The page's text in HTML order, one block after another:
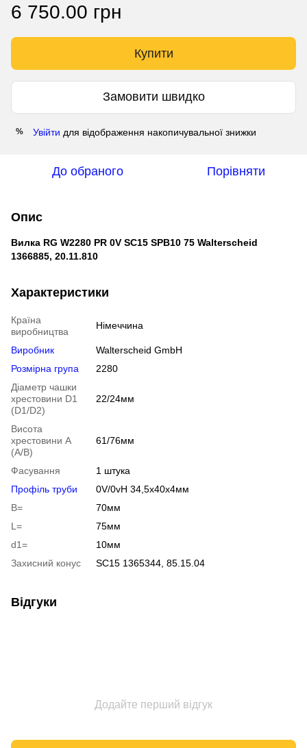
6 750.00 грн
Купити
Замовити швидко
% Увійти для відображення накопичувальної знижки
До обраного Порівняти
Опис
Вилка RG W2280 PR 0V SC15 SPB10 75 Walterscheid
1366885, 20.11.810
Характеристики
Країна
виробництва
Німеччина
Виробник
Walterscheid GmbH
Розмірна група
2280
Діаметр чашки
хрестовини D1
(D1/D2)
22/24мм
Висота
хрестовини A
(A/B)
61/76мм
Фасування
1 штука
Профіль труби
0V/0vH 34,5х40х4мм
B=
70мм
L=
75мм
d1=
10мм
Захисний конус
SC15 1365344, 85.15.04
Відгуки
Додайте перший відгук